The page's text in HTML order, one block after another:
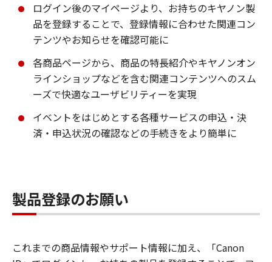
ログイン後のマイページより、お持ちのキヤノン製
品を登録することで、登録情報に合わせた関連コン
テンツやお知らせを確認可能に
各商品ページから、商品の特長紹介やキヤノンオン
ラインショップなどを含む関連コンテンツへのスム
ーズで快適なユーザビリティーを実現
イベントをはじめとする各種サービスの申込・決
済・申込状況の確認などの手続きをより簡単に
製品登録のお願い
これまでの商品情報やサポート情報に加え、「Canon